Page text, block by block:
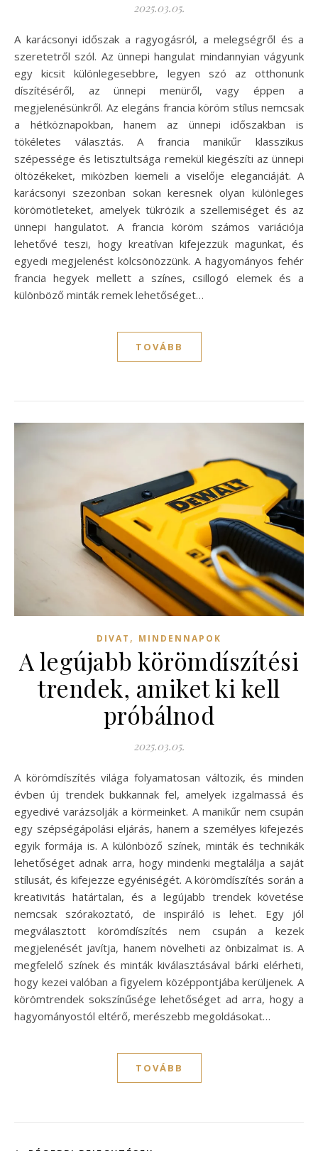
2025.03.05.
A karácsonyi időszak a ragyogásról, a melegségről és a
szeretetről szól. Az ünnepi hangulat mindannyian vágyunk
egy kicsit különlegesebbre, legyen szó az otthonunk
díszítéséről, az ünnepi menüről, vagy éppen a
megjelenésünkről. Az elegáns francia köröm stílus nemcsak
a hétköznapokban, hanem az ünnepi időszakban is
tökéletes választás. A francia manikűr klasszikus
szépessége és letisztultsága remekül kiegészíti az ünnepi
öltözékeket, miközben kiemeli a viselője eleganciáját. A
karácsonyi szezonban sokan keresnek olyan különleges
körömötleteket, amelyek tükrözik a szellemiséget és az
ünnepi hangulatot. A francia köröm számos variációja
lehetővé teszi, hogy kreatívan kifejezzük magunkat, és
egyedi megjelenést kölcsönözzünk. A hagyományos fehér
francia hegyek mellett a színes, csillogó elemek és a
különböző minták remek lehetőséget…
TOVÁBB
DIVAT , MINDENNAPOK
A legújabb körömdíszítési
trendek, amiket ki kell
próbálnod
2025.03.05.
A körömdíszítés világa folyamatosan változik, és minden
évben új trendek bukkannak fel, amelyek izgalmassá és
egyedivé varázsolják a körmeinket. A manikűr nem csupán
egy szépségápolási eljárás, hanem a személyes kifejezés
egyik formája is. A különböző színek, minták és technikák
lehetőséget adnak arra, hogy mindenki megtalálja a saját
stílusát, és kifejezze egyéniségét. A körömdíszítés során a
kreativitás határtalan, és a legújabb trendek követése
nemcsak szórakoztató, de inspiráló is lehet. Egy jól
megválasztott körömdíszítés nem csupán a kezek
megjelenését javítja, hanem növelheti az önbizalmat is. A
megfelelő színek és minták kiválasztásával bárki elérheti,
hogy kezei valóban a figyelem középpontjába kerüljenek. A
körömtrendek sokszínűsége lehetőséget ad arra, hogy a
hagyományostól eltérő, merészebb megoldásokat…
TOVÁBB